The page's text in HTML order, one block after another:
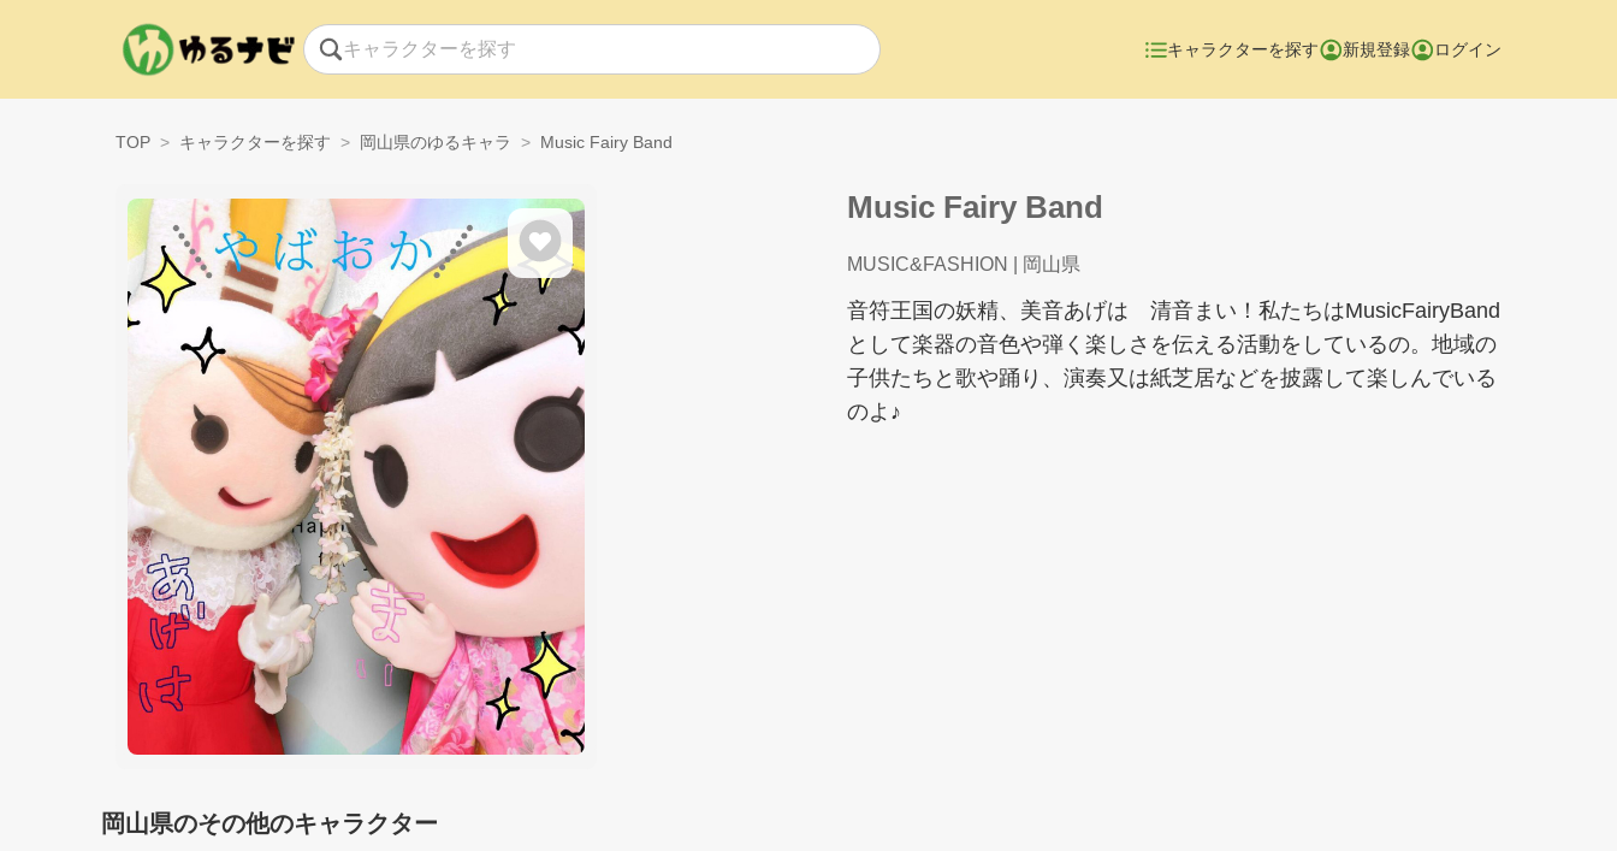
キャラクターを探す 新規登録 ログイン
TOP キャラクターを探す 岡山県のゆるキャラ Music Fairy Band
Music Fairy Band
MUSIC&FASHION | 岡山県
音符王国の妖精、美音あげは 清音まい！私たちはMusicFairyBand
として楽器の音色や弾く楽しさを伝える活動をしているの。地域の
子供たちと歌や踊り、演奏又は紙芝居などを披露して楽しんでいる
のよ♪
岡山県のその他のキャラクター